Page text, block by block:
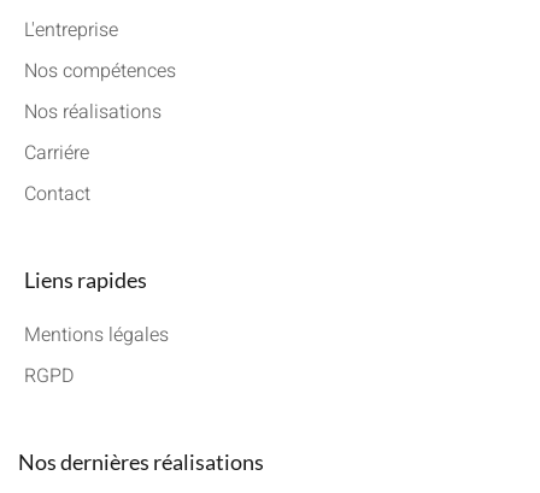
L'entreprise
Nos compétences
Nos réalisations
Carriére
Contact
Liens rapides
Mentions légales
RGPD
Nos dernières réalisations